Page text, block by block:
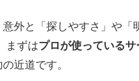
外と「探しやすさ」や「
まずはプロが使っている
近道です。